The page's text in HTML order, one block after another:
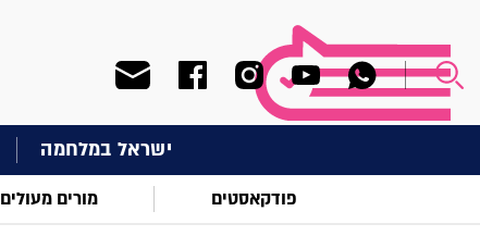
ישראל במלחמה
פודקאסטים מורים מעולים